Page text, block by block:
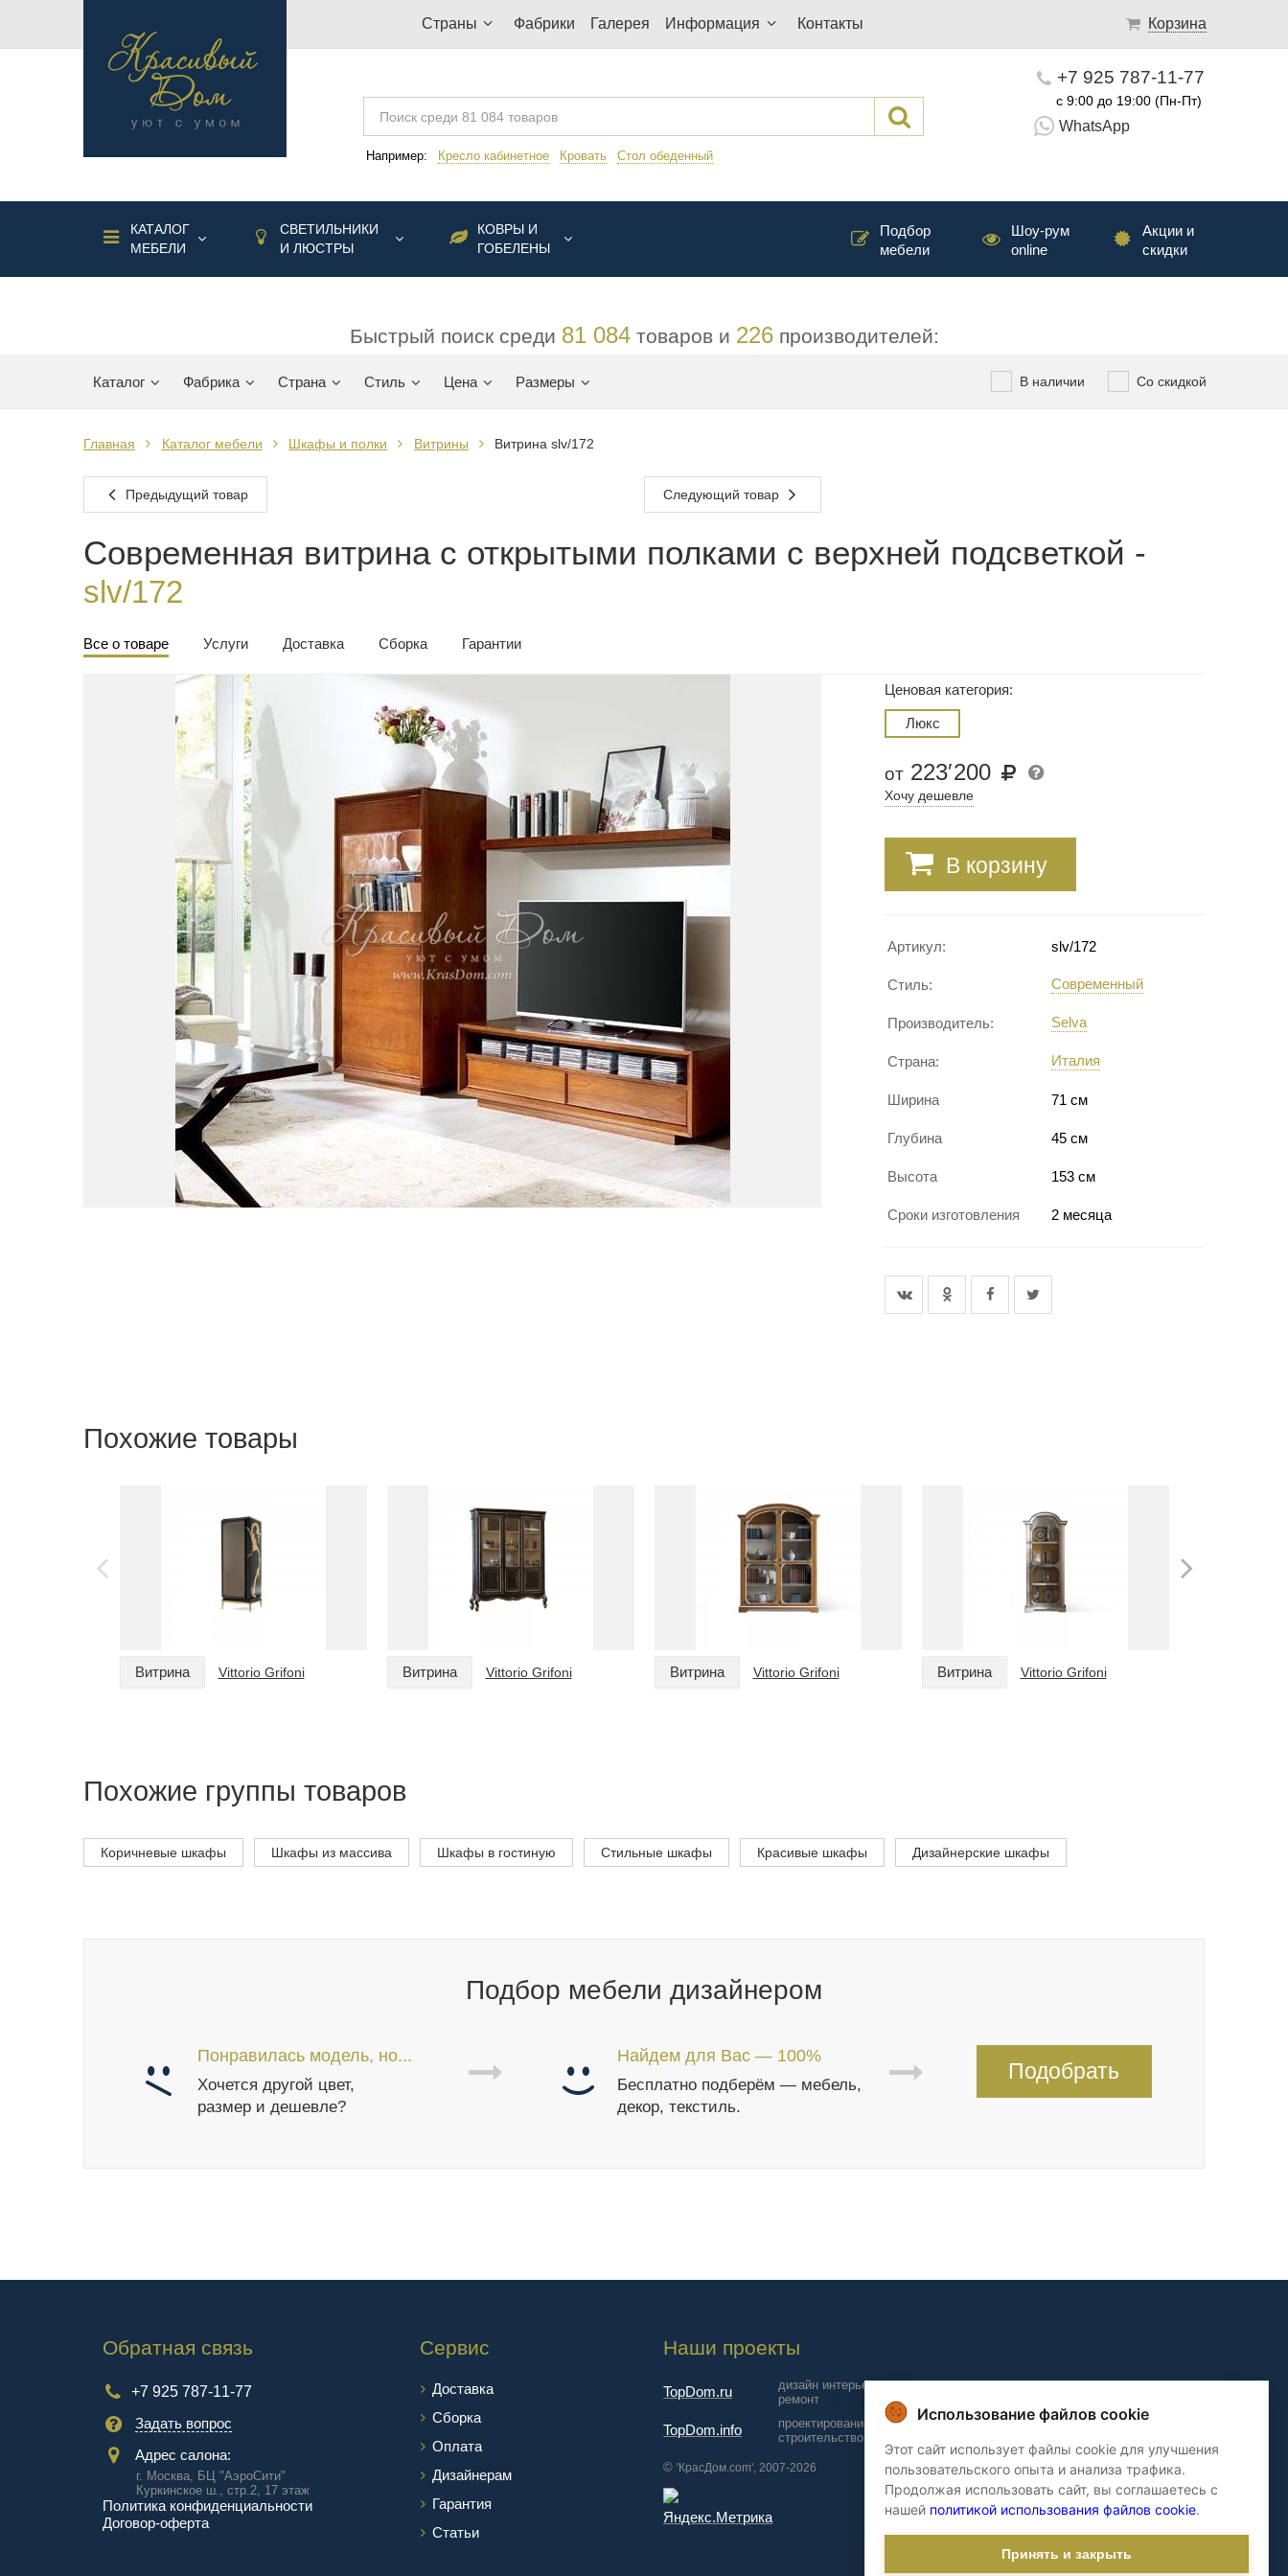
Страны Фабрики Галерея Информация Контакты Корзина
Например: Кресло кабинетное Кровать Стол обеденный
+7 925 787-11-77
с 9:00 до 19:00 (Пн-Пт)
WhatsApp
КАТАЛОГ
МЕБЕЛИ
СВЕТИЛЬНИКИ
И ЛЮСТРЫ
КОВРЫ И
ГОБЕЛЕНЫ
Акции и
скидки
Шоу-рум
online
Подбор
мебели
Быстрый поиск среди 81 084товаров и 226производителей:
Каталог Фабрика Страна Стиль Цена Размеры Со скидкой
В наличии
Главная Каталог мебели Шкафы и полки Витрины Витрина slv/172
Предыдущий товар Следующий товар
Современная витрина с открытыми полками с верхней подсветкой -
slv/172
Все о товаре Услуги Доставка Сборка Гарантии
Ценовая категория:
Люкс
от 223′200
Хочу дешевле
В корзину
Артикул: slv/172
Стиль: Современный
Производитель: Selva
Страна: Италия
Ширина 71 см
Глубина 45 см
Высота 153 см
Сроки изготовления 2 месяца
Похожие товары
Витрина Vittorio Grifoni Витрина Vittorio Grifoni Витрина Vittorio Grifoni Витрина Vittorio Grifoni
Похожие группы товаров
Коричневые шкафы Шкафы из массива Шкафы в гостиную Стильные шкафы Красивые шкафы Дизайнерские шкафы
Подбор мебели дизайнером
Понравилась модель, но...
Хочется другой цвет,
размер и дешевле?
Найдем для Вас — 100%
Бесплатно подберём — мебель,
декор, текстиль.
Подобрать
Обратная связь
+7 925 787-11-77
Задать вопрос
Адрес салона:
г. Москва, БЦ "АэроCити"
Куркинское ш., стр.2, 17 этаж
Политика конфиденциальности
Договор-оферта
Сервис
Доставка
Сборка
Оплата
Дизайнерам
Гарантия
Cтатьи
Наши проекты
TopDom.ru
дизайн интерьера и
ремонт
TopDom.info
проектирование и
строительство домов
© 'КрасДом.com', 2007-2026
Использование файлов cookie
Этот сайт использует файлы cookie для улучшения
пользовательского опыта и анализа трафика.
Продолжая использовать сайт, вы соглашаетесь с
нашей политикой использования файлов cookie.
Принять и закрыть